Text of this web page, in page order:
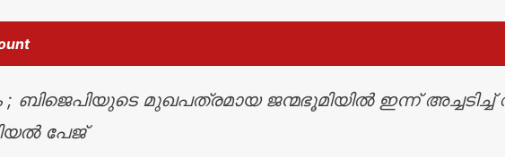
; ബിജെപിയുടെ മുഖപത്രമായ ജന്മഭൂമിയില്‍ ഇന്ന് അച്ചടിച്ച്
പേജ്